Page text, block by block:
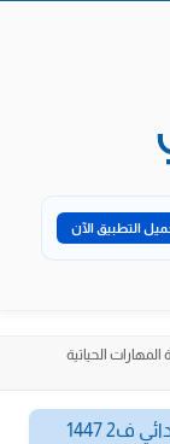
التطبيق الآن
المهارات الحياتية
1447